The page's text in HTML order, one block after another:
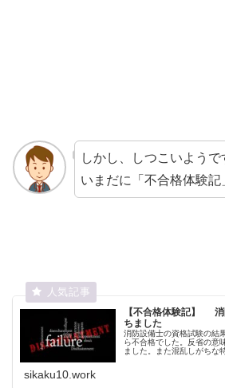
しかし、しつこいようで
いまだに「不合格体験記
【不合格体験記】 消
ちました
消防設備士の資格試験の結
ら不合格でした。反省の意
ました。また混乱しがちな
sikaku10.work